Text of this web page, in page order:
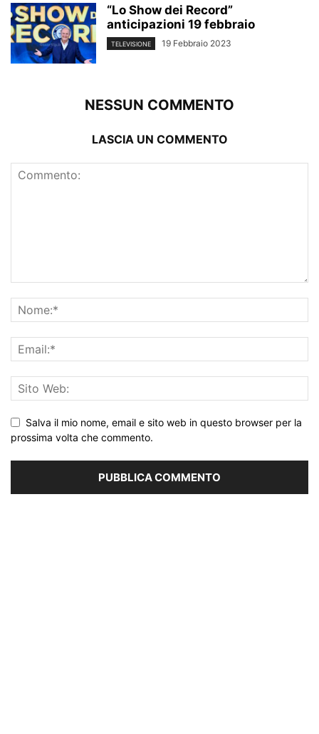
“Lo Show dei Record”
anticipazioni 19 febbraio
TELEVISIONE 19 Febbraio 2023
NESSUN COMMENTO
LASCIA UN COMMENTO
Salva il mio nome, email e sito web in questo browser per la
prossima volta che commento.